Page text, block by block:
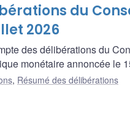
du
2026
des délibérations du
monétaire annoncée le
, Résumé des délibérations